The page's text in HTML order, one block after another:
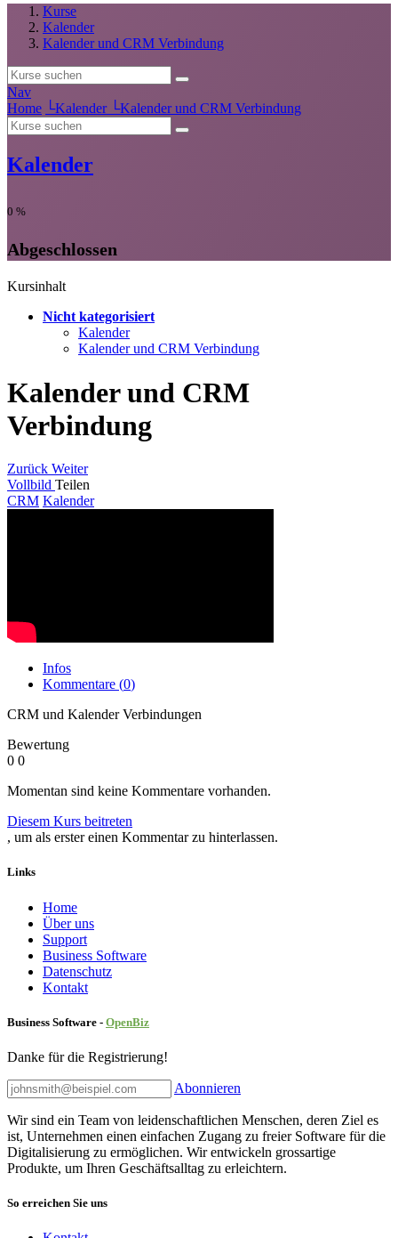
Kurse
Kalender
Kalender und CRM Verbindung
Nav
Home └Kalender └Kalender und CRM Verbindung
Kalender
0 %
Abgeschlossen
Kursinhalt
Nicht kategorisiert
Kalender
Kalender und CRM Verbindung
Kalender und CRM
Verbindung
Zurück Weiter
Vollbild Teilen
CRM Kalender
Infos
Kommentare (0)
CRM und Kalender Verbindungen
Bewertung
0 0
Momentan sind keine Kommentare vorhanden.
Diesem Kurs beitreten
, um als erster einen Kommentar zu hinterlassen.
Links
Home
Über uns
Sup​port
Business Software
Datenschutz
Kontakt
Business Software - OpenBiz
Danke für die Registrierung!
Abonnieren
Wir sind ein Team von leidenschaftlichen Menschen, deren Ziel es
ist, Unternehmen einen einfachen Zugang zu freier Software für die
Digitalisierung zu ermöglichen. Wir entwickeln grossartige
Produkte, um Ihren Geschäftsalltag zu erleichtern.
So erreichen Sie uns